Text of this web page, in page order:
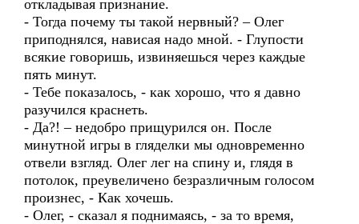
откладывая признание.
- Тогда почему ты такой нервный? – Олег
приподнялся, нависая надо мной. - Глупости
всякие говоришь, извиняешься через каждые
пять минут.
- Тебе показалось, - как хорошо, что я давно
разучился краснеть.
- Да?! – недобро прищурился он. После
минутной игры в гляделки мы одновременно
отвели взгляд. Олег лег на спину и, глядя в
потолок, преувеличено безразличным голосом
произнес, - Как хочешь.
- Олег, - сказал я поднимаясь, - за то время,